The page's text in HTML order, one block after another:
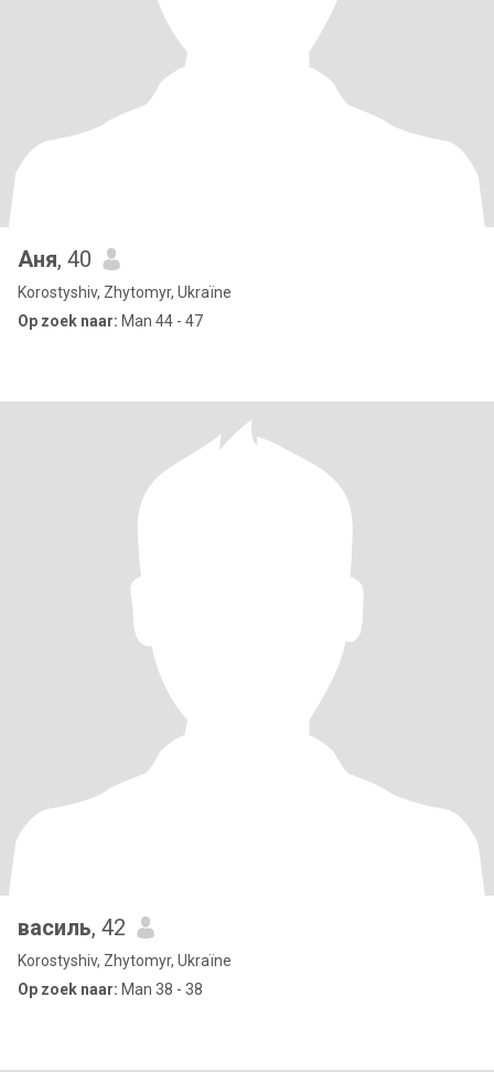
Аня, 40
Korostyshiv, Zhytomyr, Ukraïne
Op zoek naar: Man 44 - 47
василь, 42
Korostyshiv, Zhytomyr, Ukraïne
Op zoek naar: Man 38 - 38